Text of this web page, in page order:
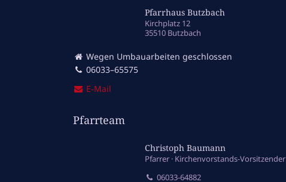
Pfarrhaus Butzbach
Kirchplatz 12
35510 Butzbach
Wegen Umbauarbeiten geschlossen
06033–65575
E‑Mail
Pfarrteam
Christoph Baumann
Pfarrer Kirchenvorstands-Vorsitzender
06033-64882